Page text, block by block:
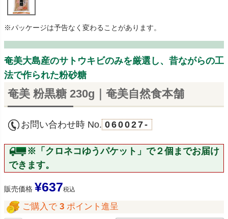
※パッケージは予告なく変わることがあります。
奄美大島産のサトウキビのみを厳選し、昔ながらの工
法で作られた粉砂糖
奄美 粉黒糖 230g｜奄美自然食本舗
お問い合わせ時 No. 060027-
※「クロネコゆうパケット」で２個までお届け
できます。
販売価格 ¥637税込
ご購入で 3 ポイント進呈